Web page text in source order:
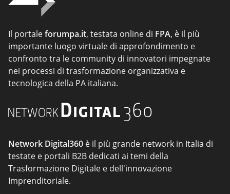
Il portaleforumpa.it, testata online di FPA, è il più
importante luogo virtuale di approfondimento e
confronto tra le community di innovatori impegnate
nei processi di trasformazione organizzativa e
tecnologica della PA italiana.
Network Digital360 è il più grande network in Italia di
testate e portali B2B dedicati ai temi della
Trasformazione Digitale e dell'innovazione
Imprenditoriale.